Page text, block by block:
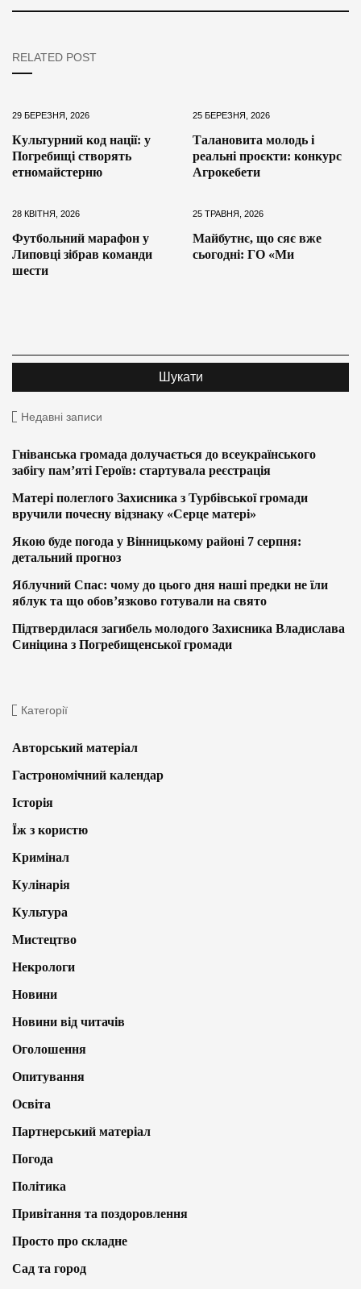
RELATED POST
29 БЕРЕЗНЯ, 2026
Культурний код нації: у
Погребищі створять
етномайстерню
25 БЕРЕЗНЯ, 2026
Талановита молодь і
реальні проєкти: конкурс
Агрокебети
28 КВІТНЯ, 2026
Футбольний марафон у
Липовці зібрав команди
шести
25 ТРАВНЯ, 2026
Майбутнє, що сяє вже
сьогодні: ГО «Ми
Недавні записи
Гніванська громада долучається до всеукраїнського
забігу пам’яті Героїв: стартувала реєстрація
Матері полеглого Захисника з Турбівської громади
вручили почесну відзнаку «Серце матері»
Якою буде погода у Вінницькому районі 7 серпня:
детальний прогноз
Яблучний Спас: чому до цього дня наші предки не їли
яблук та що обов’язково готували на свято
Підтвердилася загибель молодого Захисника Владислава
Синіцина з Погребищенської громади
Категорії
Авторський матеріал
Гастрономічний календар
Історія
Їж з користю
Кримінал
Кулінарія
Культура
Мистецтво
Некрологи
Новини
Новини від читачів
Оголошення
Опитування
Освіта
Партнерський матеріал
Погода
Політика
Привітання та поздоровлення
Просто про складне
Сад та город